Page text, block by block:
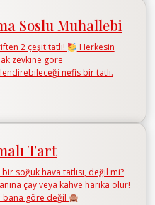
Soslu Muhallebi
2 çeşit tatlı!
Herkesin
zevkine göre
nefis bir tatlı.
Tart
soğuk hava tatlısı, değil mi?
çay veya kahve harika olur!
bana göre değil